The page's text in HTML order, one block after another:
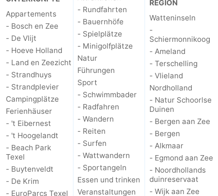
Sport
-
Schwimmbader
-
Radfahren
Wandern
Reiten
-
Surfen
-
Wattwandern
-
Sportangeln
Seehunden
Appartements
- Bosch en Zee
- De Vlijt
- Hoeve Holland
- Land en Zeezicht
- Strandhuys
- Strandplevier
Campingplätze
Ferienhäuser
- 't Eibernest
- 't Hoogelandt
- Beach Park
Texel
- Buytenveldt
- De Krim
- EuroParcs Texel
- Rundfahrten
- Bauernhöfe
- Spielplätze
- Minigolfplätze
Natur
Führungen
Sport
- Schwimmbader
- Radfahren
- Wandern
- Reiten
- Surfen
- Wattwandern
- Sportangeln
Essen und trinken
Veranstaltungen
REGION
Watteninseln
-
Schiermonnikoog
- Ameland
- Terschelling
- Vlieland
Nordholland
- Natur Schoorlse
Duinen
- Bergen aan Zee
- Bergen
- Alkmaar
- Egmond aan Zee
- Noordhollands
duinreservaat
- Wijk aan Zee